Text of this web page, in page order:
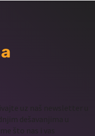
uz naš newsletter u
dešavanjima u
što nas i vas